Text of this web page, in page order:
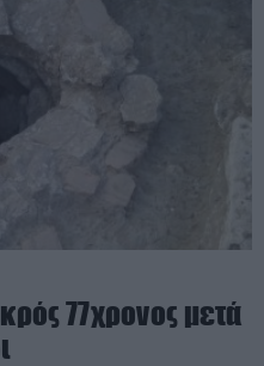
77χρονος μετά